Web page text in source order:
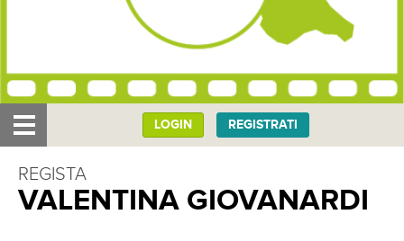
LOGIN REGISTRATI
REGISTI
REGISTA
VALENTINA GIOVANARDI